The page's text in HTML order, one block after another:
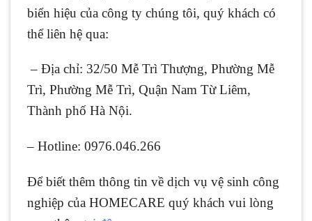
biển hiệu của công ty chúng tôi, quý khách có
thể liên hệ qua:
– Địa chỉ: 32/50 Mễ Trì Thượng, Phường Mễ
Trì, Phường Mễ Trì, Quận Nam Từ Liêm,
Thành phố Hà Nội.
– Hotline: 0976.046.266
Để biết thêm thông tin về dịch vụ vệ sinh công
nghiệp của HOMECARE quý khách vui lòng